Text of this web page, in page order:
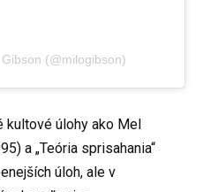
(@milogibson)
kultové úlohy ako Mel
a „Teória sprisahania“
úloh, ale v